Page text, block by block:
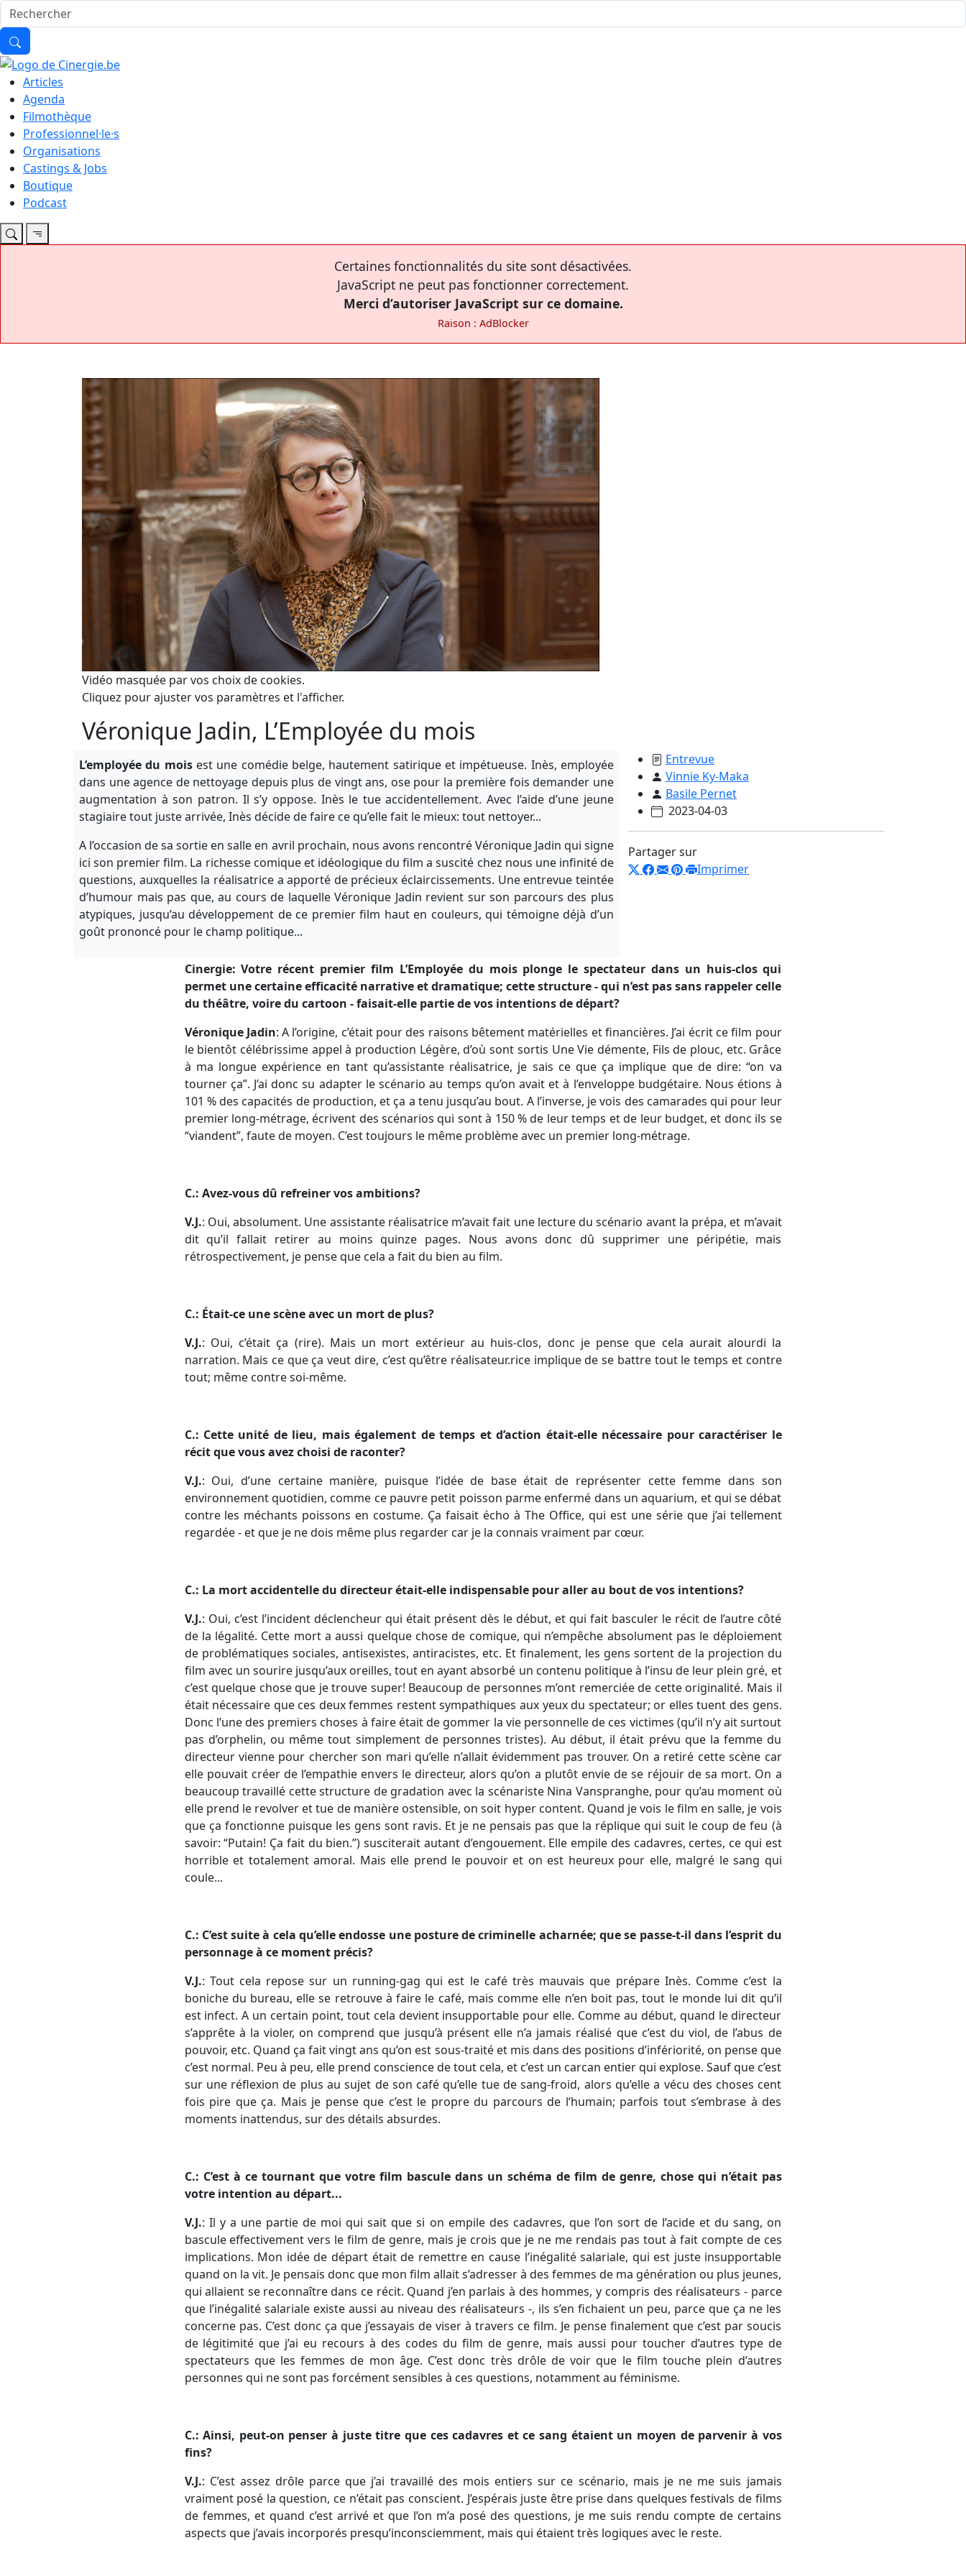
Articles
Agenda
Filmothèque
Professionnel·le·s
Organisations
Castings & Jobs
Boutique
Podcast
Certaines fonctionnalités du site sont désactivées.
JavaScript ne peut pas fonctionner correctement.
Merci d’autoriser JavaScript sur ce domaine.
Raison : AdBlocker
Vidéo masquée par vos choix de cookies.
Cliquez pour ajuster vos paramètres et l'afficher.
Véronique Jadin, L’Employée du mois
L’employée du moisest une comédie belge, hautement satirique et impétueuse. Inès, employée
dans une agence de nettoyage depuis plus de vingt ans, ose pour la première fois demander une
augmentation à son patron. Il s’y oppose. Inès le tue accidentellement. Avec l’aide d’une jeune
stagiaire tout juste arrivée, Inès décide de faire ce qu’elle fait le mieux: tout nettoyer...
A l’occasion de sa sortie en salle en avril prochain, nous avons rencontré Véronique Jadin qui signe
ici son premier film. La richesse comique et idéologique du film a suscité chez nous une infinité de
questions, auxquelles la réalisatrice a apporté de précieux éclaircissements. Une entrevue teintée
d’humour mais pas que, au cours de laquelle Véronique Jadin revient sur son parcours des plus
atypiques, jusqu’au développement de ce premier film haut en couleurs, qui témoigne déjà d’un
goût prononcé pour le champ politique...
Entrevue
Vinnie Ky-Maka
Basile Pernet
2023-04-03
Partager sur
Imprimer
Cinergie: Votre récent premier film L’Employée du mois plonge le spectateur dans un huis-clos qui
permet une certaine efficacité narrative et dramatique; cette structure - qui n’est pas sans rappeler celle
du théâtre, voire du cartoon - faisait-elle partie de vos intentions de départ?
Véronique Jadin: A l’origine, c’était pour des raisons bêtement matérielles et financières. J’ai écrit ce film pour
le bientôt célébrissime appel à production Légère, d’où sont sortis Une Vie démente, Fils de plouc, etc. Grâce
à ma longue expérience en tant qu’assistante réalisatrice, je sais ce que ça implique que de dire: “on va
tourner ça”. J’ai donc su adapter le scénario au temps qu’on avait et à l’enveloppe budgétaire. Nous étions à
101 % des capacités de production, et ça a tenu jusqu’au bout. A l’inverse, je vois des camarades qui pour leur
premier long-métrage, écrivent des scénarios qui sont à 150 % de leur temps et de leur budget, et donc ils se
“viandent”, faute de moyen. C’est toujours le même problème avec un premier long-métrage.
C.: Avez-vous dû refreiner vos ambitions?
V.J.: Oui, absolument. Une assistante réalisatrice m’avait fait une lecture du scénario avant la prépa, et m’avait
dit qu’il fallait retirer au moins quinze pages. Nous avons donc dû supprimer une péripétie, mais
rétrospectivement, je pense que cela a fait du bien au film.
C.: Était-ce une scène avec un mort de plus?
V.J.: Oui, c’était ça (rire). Mais un mort extérieur au huis-clos, donc je pense que cela aurait alourdi la
narration. Mais ce que ça veut dire, c’est qu’être réalisateur.rice implique de se battre tout le temps et contre
tout; même contre soi-même.
C.: Cette unité de lieu, mais également de temps et d’action était-elle nécessaire pour caractériser le
récit que vous avez choisi de raconter?
V.J.: Oui, d’une certaine manière, puisque l’idée de base était de représenter cette femme dans son
environnement quotidien, comme ce pauvre petit poisson parme enfermé dans un aquarium, et qui se débat
contre les méchants poissons en costume. Ça faisait écho à The Office, qui est une série que j’ai tellement
regardée - et que je ne dois même plus regarder car je la connais vraiment par cœur.
C.: La mort accidentelle du directeur était-elle indispensable pour aller au bout de vos intentions?
V.J.: Oui, c’est l’incident déclencheur qui était présent dès le début, et qui fait basculer le récit de l’autre côté
de la légalité. Cette mort a aussi quelque chose de comique, qui n’empêche absolument pas le déploiement
de problématiques sociales, antisexistes, antiracistes, etc. Et finalement, les gens sortent de la projection du
film avec un sourire jusqu’aux oreilles, tout en ayant absorbé un contenu politique à l’insu de leur plein gré, et
c’est quelque chose que je trouve super! Beaucoup de personnes m’ont remerciée de cette originalité. Mais il
était nécessaire que ces deux femmes restent sympathiques aux yeux du spectateur; or elles tuent des gens.
Donc l’une des premiers choses à faire était de gommer la vie personnelle de ces victimes (qu’il n’y ait surtout
pas d’orphelin, ou même tout simplement de personnes tristes). Au début, il était prévu que la femme du
directeur vienne pour chercher son mari qu’elle n’allait évidemment pas trouver. On a retiré cette scène car
elle pouvait créer de l’empathie envers le directeur, alors qu’on a plutôt envie de se réjouir de sa mort. On a
beaucoup travaillé cette structure de gradation avec la scénariste Nina Vanspranghe, pour qu’au moment où
elle prend le revolver et tue de manière ostensible, on soit hyper content. Quand je vois le film en salle, je vois
que ça fonctionne puisque les gens sont ravis. Et je ne pensais pas que la réplique qui suit le coup de feu (à
savoir: “Putain! Ça fait du bien.”) susciterait autant d’engouement. Elle empile des cadavres, certes, ce qui est
horrible et totalement amoral. Mais elle prend le pouvoir et on est heureux pour elle, malgré le sang qui
coule...
C.: C’est suite à cela qu’elle endosse une posture de criminelle acharnée; que se passe-t-il dans l’esprit du
personnage à ce moment précis?
V.J.: Tout cela repose sur un running-gag qui est le café très mauvais que prépare Inès. Comme c’est la
boniche du bureau, elle se retrouve à faire le café, mais comme elle n’en boit pas, tout le monde lui dit qu’il
est infect. A un certain point, tout cela devient insupportable pour elle. Comme au début, quand le directeur
s’apprête à la violer, on comprend que jusqu’à présent elle n’a jamais réalisé que c’est du viol, de l’abus de
pouvoir, etc. Quand ça fait vingt ans qu’on est sous-traité et mis dans des positions d’infériorité, on pense que
c’est normal. Peu à peu, elle prend conscience de tout cela, et c’est un carcan entier qui explose. Sauf que c’est
sur une réflexion de plus au sujet de son café qu’elle tue de sang-froid, alors qu’elle a vécu des choses cent
fois pire que ça. Mais je pense que c’est le propre du parcours de l’humain; parfois tout s’embrase à des
moments inattendus, sur des détails absurdes.
C.: C’est à ce tournant que votre film bascule dans un schéma de film de genre, chose qui n’était pas
votre intention au départ...
V.J.: Il y a une partie de moi qui sait que si on empile des cadavres, que l’on sort de l’acide et du sang, on
bascule effectivement vers le film de genre, mais je crois que je ne me rendais pas tout à fait compte de ces
implications. Mon idée de départ était de remettre en cause l’inégalité salariale, qui est juste insupportable
quand on la vit. Je pensais donc que mon film allait s’adresser à des femmes de ma génération ou plus jeunes,
qui allaient se reconnaître dans ce récit. Quand j’en parlais à des hommes, y compris des réalisateurs - parce
que l’inégalité salariale existe aussi au niveau des réalisateurs -, ils s’en fichaient un peu, parce que ça ne les
concerne pas. C’est donc ça que j’essayais de viser à travers ce film. Je pense finalement que c’est par soucis
de légitimité que j’ai eu recours à des codes du film de genre, mais aussi pour toucher d’autres type de
spectateurs que les femmes de mon âge. C’est donc très drôle de voir que le film touche plein d’autres
personnes qui ne sont pas forcément sensibles à ces questions, notamment au féminisme.
C.: Ainsi, peut-on penser à juste titre que ces cadavres et ce sang étaient un moyen de parvenir à vos
fins?
V.J.: C’est assez drôle parce que j’ai travaillé des mois entiers sur ce scénario, mais je ne me suis jamais
vraiment posé la question, ce n’était pas conscient. J’espérais juste être prise dans quelques festivals de films
de femmes, et quand c’est arrivé et que l’on m’a posé des questions, je me suis rendu compte de certains
aspects que j’avais incorporés presqu’inconsciemment, mais qui étaient très logiques avec le reste.